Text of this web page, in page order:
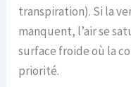
transpiration). Si la
manquent, l’air se
surface froide où la
priorité.